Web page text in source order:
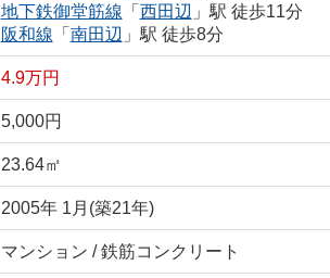
地下鉄御堂筋線 「 西田辺 」駅 徒歩11分
阪和線 「 南田辺 」駅 徒歩8分
4.9万円
5,000円
23.64㎡
2005年 1月(築21年)
マンション / 鉄筋コンクリート